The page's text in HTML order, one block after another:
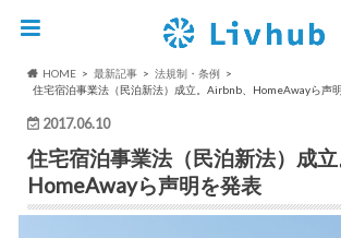
HOME 最新記事
法規制・条例
住宅宿泊事業法（民泊新法）成立。Airbnb、HomeAwayら声
2017.06.10
住宅宿泊事業法（民泊新法）成立
HomeAwayら声明を発表